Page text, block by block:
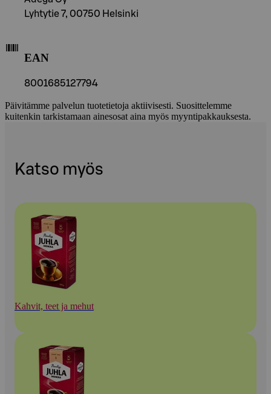
Lyhtytie 7, 00750 Helsinki
EAN
8001685127794
Päivitämme palvelun tuotetietoja aktiivisesti. Suosittelemme
kuitenkin tarkistamaan ainesosat aina myös myyntipakkauksesta.
Katso myös
Kahvit, teet ja mehut